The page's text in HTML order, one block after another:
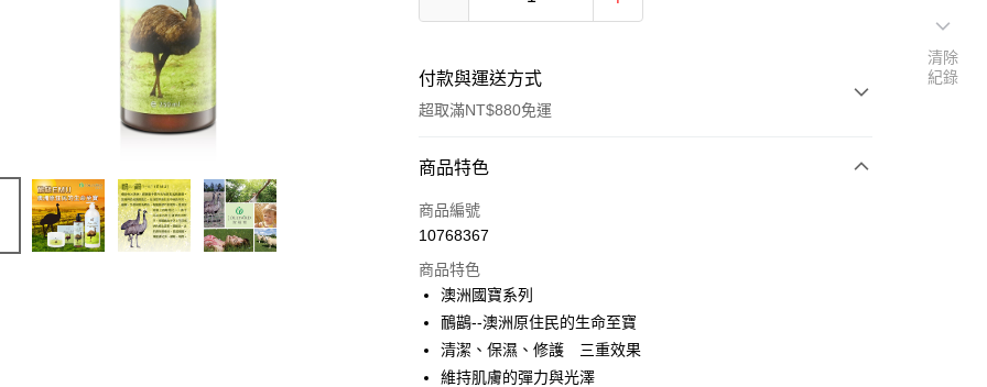
付款與運送方式
超取滿NT$880免運
付款方式
信用卡一次付款
LINE Pay
Apple Pay
ATM付款
商品特色
商品編號
10768367
商品特色
澳洲國寶系列
鴯鶓--澳洲原住民的生命至寶
清潔、保濕、修護 三重效果
維持肌膚的彈力與光澤
清除
紀錄